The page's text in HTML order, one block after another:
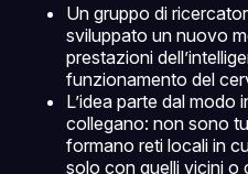
Un gruppo di
sviluppato un nuovo
prestazioni
funzionamento del
L’idea parte dal modo
collegano: non sono
formano reti locali in
solo con quelli vicini o